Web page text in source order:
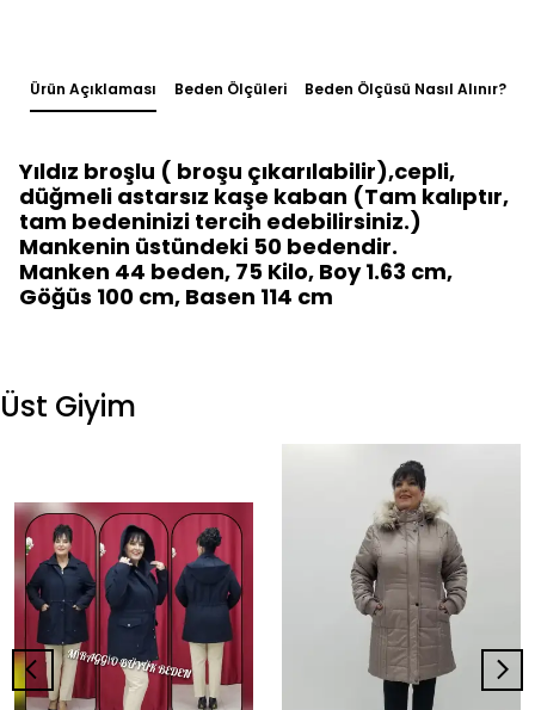
Ürün Açıklaması Beden Ölçüleri Beden Ölçüsü Nasıl Alınır?
Yıldız broşlu ( broşu çıkarılabilir),cepli,
düğmeli astarsız kaşe kaban (Tam kalıptır,
tam bedeninizi tercih edebilirsiniz.)
Mankenin üstündeki 50 bedendir.
Manken 44 beden, 75 Kilo, Boy 1.63 cm,
Göğüs 100 cm, Basen 114 cm
Üst Giyim